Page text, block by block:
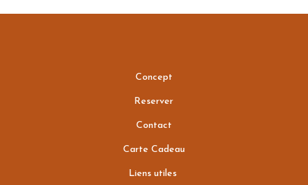
Concept
Reserver
Contact
Carte Cadeau
Liens utiles